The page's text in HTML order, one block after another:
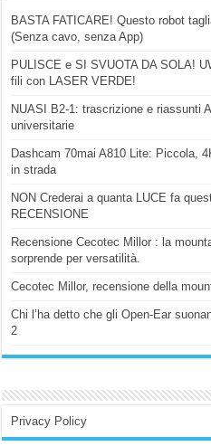
BASTA FATICARE! Questo robot
(Senza cavo, senza App)
PULISCE e SI SVUOTA DA SOLA!
fili con LASER VERDE!
NUASI B2-1: trascrizione e riassunti
universitarie
Dashcam 70mai A810 Lite: Piccola,
in strada
NON Crederai a quanta LUCE fa
RECENSIONE
Recensione Cecotec Millor : la
sorprende per versatilità.
Cecotec Millor, recensione della
Chi l’ha detto che gli Open-Ear
2
Privacy Policy